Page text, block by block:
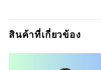
สินค้าที่เกี่ยวข้อง